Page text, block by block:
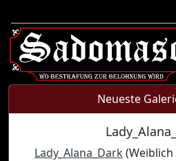
Neueste
Lady_Alana_Dark (Weiblich